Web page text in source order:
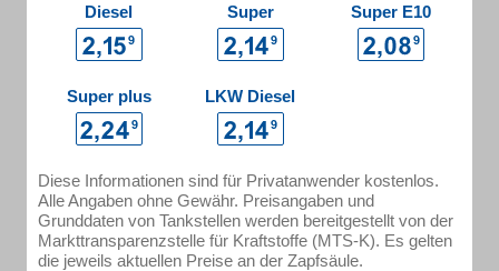
Diesel Super Super E10
Super plus LKW Diesel
Diese Informationen sind für Privatanwender kostenlos.
Alle Angaben ohne Gewähr. Preisangaben und
Grunddaten von Tankstellen werden bereitgestellt von der
Markttransparenzstelle für Kraftstoffe (MTS-K). Es gelten
die jeweils aktuellen Preise an der Zapfsäule.